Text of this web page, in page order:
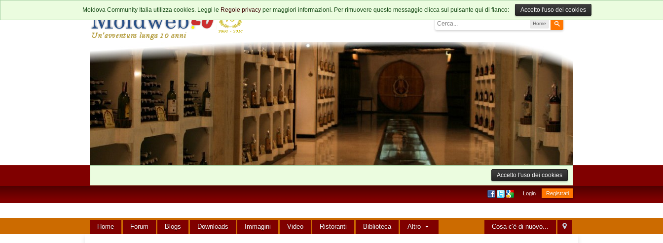
Home
Moldova Community Italia utilizza cookies. Leggi le Regole privacy per maggiori informazioni. Per rimuovere questo messaggio clicca sul pulsante qui di fianco: Accetto l'uso dei cookies
Accetto l'uso dei cookies
Login Registrati
Cosa c'è di nuovo...
Home Forum Blogs Downloads Immagini Video Ristoranti Biblioteca Altro